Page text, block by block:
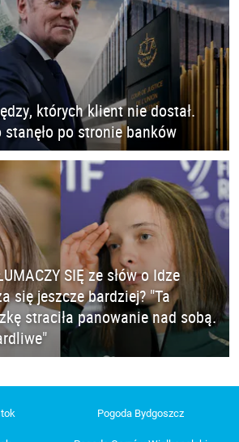
których klient nie dostał.
po stronie banków
SIĘ ze słów o Idze
się jeszcze bardziej? "Ta
straciła panowanie nad sobą.
Pogoda Bydgoszcz